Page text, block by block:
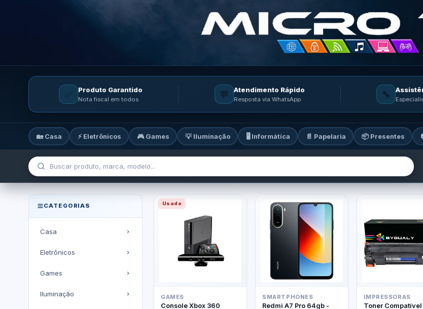
✅ Produto Garantido
Nota fiscal em todos 💬 Atendimento Rápido
Resposta via WhatsApp 🔧
🏡 Casa ⚡ Eletrônicos 🎮 Games 💡 Iluminação 🖥️ Informática 📄 Papelaria 📦 Presentes
MicroTi — Sua loja de tecnologia: informática,
CATEGORIAS
Casa
Eletrônicos
Games
Iluminação
Usado
GAMES
Console Xbox 360
SMARTPHONES
Redmi A7 Pro 64gb -
IMPRESSORAS
Toner Compatível